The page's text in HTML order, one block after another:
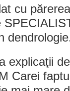
cu
explicaţii
Carei